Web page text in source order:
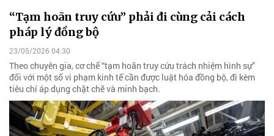
“Tạm hoãn truy cứu” phải đi cùng cải cách
pháp lý đồng bộ
23/05/2026 04:30
Theo chuyên gia, cơ chế “tạm hoãn truy cứu trách nhiệm hình sự”
đối với một số vi phạm kinh tế cần được luật hóa đồng bộ, đi kèm
tiêu chí áp dụng chặt chẽ và minh bạch.